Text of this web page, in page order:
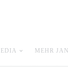
MEHR